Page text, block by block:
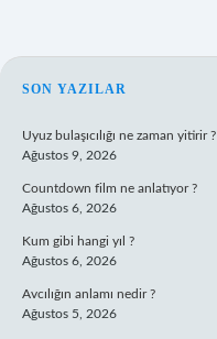
SIDEBAR
SON YAZILAR
Uyuz bulaşıcılığı ne zaman yitirir ?
Ağustos 9, 2026
Countdown film ne anlatıyor ?
Ağustos 6, 2026
Kum gibi hangi yıl ?
Ağustos 6, 2026
Avcılığın anlamı nedir ?
Ağustos 5, 2026